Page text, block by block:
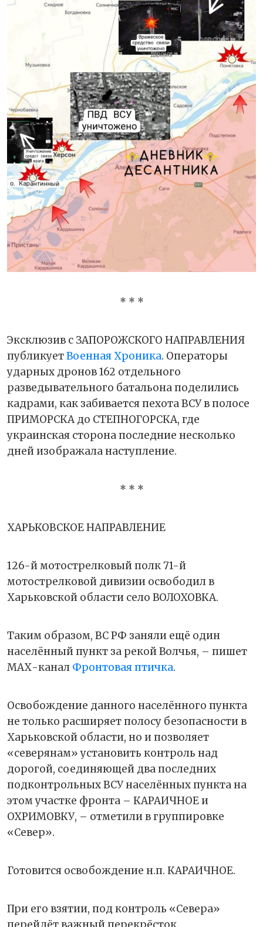
* * *
Эксклюзив с ЗАПОРОЖСКОГО НАПРАВЛЕНИЯ
публикуетВоенная Хроника. Операторы
ударных дронов 162 отдельного
разведывательного батальона поделились
кадрами, как забивается пехота ВСУ в полосе
ПРИМОРСКА до СТЕПНОГОРСКА, где
украинская сторона последние несколько
дней изображала наступление.
* * *
ХАРЬКОВСКОЕ НАПРАВЛЕНИЕ
126-й мотострелковый полк 71-й
мотострелковой дивизии освободил в
Харьковской области село ВОЛОХОВКА.
Таким образом, ВС РФ заняли ещё один
населённый пункт за рекой Волчья, – пишет
МАХ-канал Фронтовая птичка.
Освобождение данного населённого пункта
не только расширяет полосу безопасности в
Харьковской области, но и позволяет
«северянам» установить контроль над
дорогой, соединяющей два последних
подконтрольных ВСУ населённых пункта на
этом участке фронта – КАРАИЧНОЕ и
ОХРИМОВКУ, – отметили в группировке
«Север».
Готовится освобождение н.п. КАРАИЧНОЕ.
При его взятии, под контроль «Севера»